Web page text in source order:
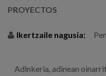
PROYECTOS
Ikertzaile nagusia:
Adinkeria, adinean